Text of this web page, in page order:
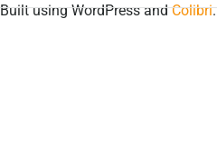
using WordPress andColibri.